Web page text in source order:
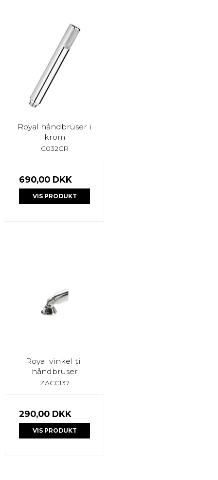
Royal håndbruser i
krom
C032CR
690,00 DKK
VIS PRODUKT
Royal vinkel til
håndbruser
ZACC137
290,00 DKK
VIS PRODUKT